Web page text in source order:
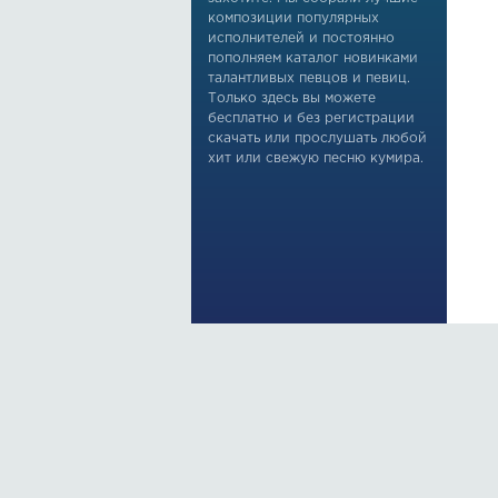
композиции популярных
исполнителей и постоянно
пополняем каталог новинками
талантливых певцов и певиц.
Только здесь вы можете
бесплатно и без регистрации
скачать или прослушать любой
хит или свежую песню кумира.